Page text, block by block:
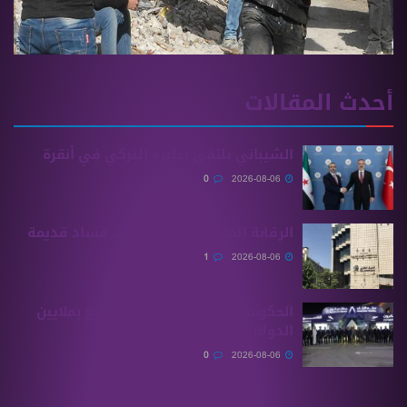
الشيباني يلتقي نظيره التركي في أنقرة
2026-08-06
0
الرقابة المالية تكشف ملفات فساد قديمة
2026-08-06
1
الحكومة السورية تخطط لمشاريع بملايين
الدولارات في دير الزور
0